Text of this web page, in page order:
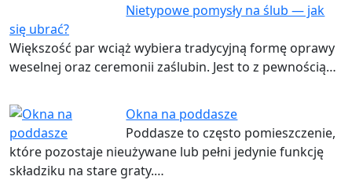
Nietypowe pomysły na ślub — jak
się ubrać?
Większość par wciąż wybiera tradycyjną formę oprawy
weselnej oraz ceremonii zaślubin. Jest to z pewnością…
Okna na poddasze
Poddasze to często pomieszczenie,
które pozostaje nieużywane lub pełni jedynie funkcję
składziku na stare graty.…